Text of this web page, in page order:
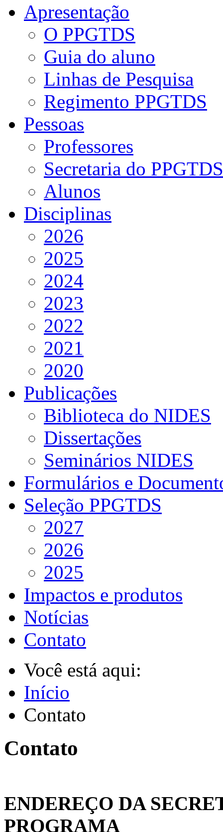
Apresentação
O PPGTDS
Guia do aluno
Linhas de Pesquisa
Regimento PPGTDS
Pessoas
Professores
Secretaria do PPGTDS
Alunos
Disciplinas
2026
2025
2024
2023
2022
2021
2020
Publicações
Biblioteca do NIDES
Dissertações
Seminários NIDES
Formulários e
Seleção PPGTDS
2027
2026
2025
Impactos e produtos
Notícias
Contato
Você está aqui:
Início
Contato
Contato
ENDEREÇO DA
PROGRAMA